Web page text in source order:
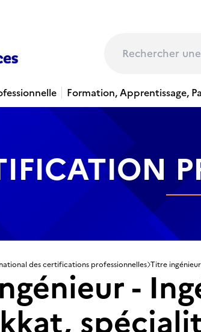
Formation, Apprentissage,
des certifications professionnelles Titre
-